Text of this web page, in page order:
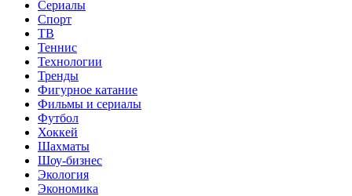
Сериалы
Спорт
ТВ
Теннис
Технологии
Тренды
Фигурное катание
Фильмы и сериалы
Футбол
Хоккей
Шахматы
Шоу-бизнес
Экология
Экономика